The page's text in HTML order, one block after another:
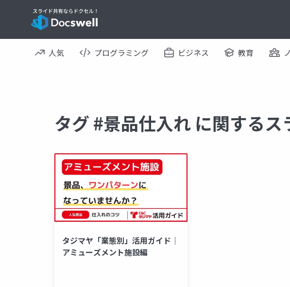
人気 プログラミング ビジネス 教育
タグ #景品仕入れ に関するス
タジマヤ「業態別」活用ガイド｜
アミューズメント施設編